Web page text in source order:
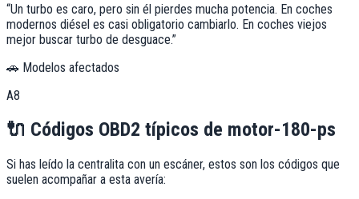
“Un turbo es caro, pero sin él pierdes mucha potencia. En coches
modernos diésel es casi obligatorio cambiarlo. En coches viejos
mejor buscar turbo de desguace.”
🚗 Modelos afectados
A8
🔌 Códigos OBD2 típicos de motor-180-ps
Si has leído la centralita con un escáner, estos son los códigos que
suelen acompañar a esta avería: